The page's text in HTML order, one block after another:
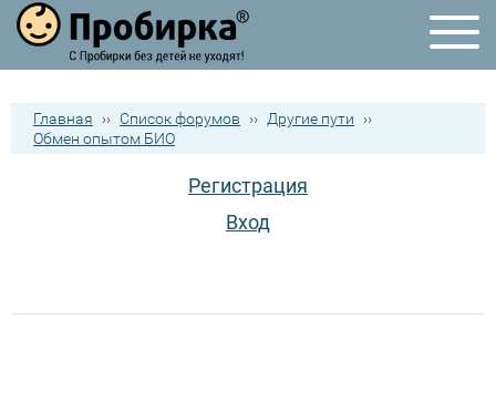
Главная ›› Список форумов ›› Другие пути
››
Обмен опытом БИО
Регистрация
Вход